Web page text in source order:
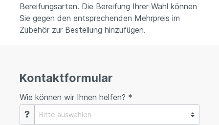
Bereifungsarten. Die Bereifung Ihrer Wahl können
Sie gegen den entsprechenden Mehrpreis im
Zubehör zur Bestellung hinzufügen.
Kontaktformular
Wie können wir Ihnen helfen? *